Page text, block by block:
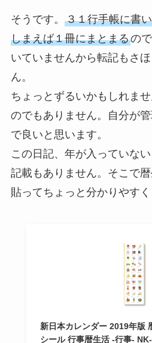
そうです。 ３１行手帳に書
しまえば１冊にまとまるの
いていませんから転記もさ
ん。
ちょっとずるいかもしれま
のでもありません。自分が
で良いと思います。
この日記、年が入っていな
記載もありません。そこで
貼ってちょっと分かりやすく
新日本カレンダー 2019年版
シール 行事暦生活 -行事-